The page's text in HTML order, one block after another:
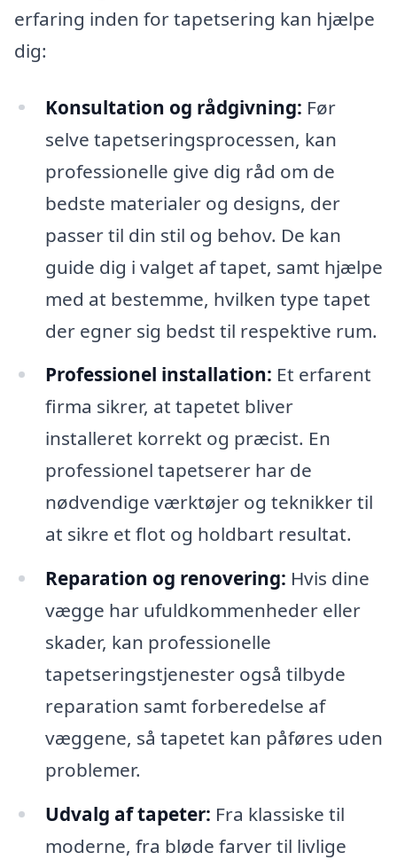
erfaring inden for tapetsering kan hjælpe
dig:
Konsultation og rådgivning: Før
selve tapetseringsprocessen, kan
professionelle give dig råd om de
bedste materialer og designs, der
passer til din stil og behov. De kan
guide dig i valget af tapet, samt hjælpe
med at bestemme, hvilken type tapet
der egner sig bedst til respektive rum.
Professionel installation: Et erfarent
firma sikrer, at tapetet bliver
installeret korrekt og præcist. En
professionel tapetserer har de
nødvendige værktøjer og teknikker til
at sikre et flot og holdbart resultat.
Reparation og renovering: Hvis dine
vægge har ufuldkommenheder eller
skader, kan professionelle
tapetseringstjenester også tilbyde
reparation samt forberedelse af
væggene, så tapetet kan påføres uden
problemer.
Udvalg af tapeter: Fra klassiske til
moderne, fra bløde farver til livlige